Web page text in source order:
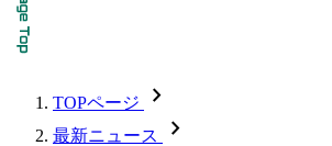
TOPページ chevron_forward
最新ニュース chevron_forward